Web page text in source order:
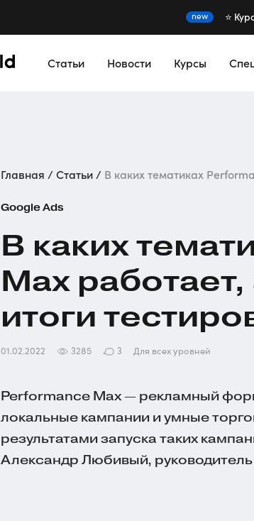
new ⭐️
Статьи Новости Курсы
Главная Статьи В каких тематиках
Google Ads
В каких
Max
итоги
01.02.2022 3285 3 Для всех уровней
Performance Max — рекламный
локальные кампании и умные
результатами запуска таких
Александр Любивый,